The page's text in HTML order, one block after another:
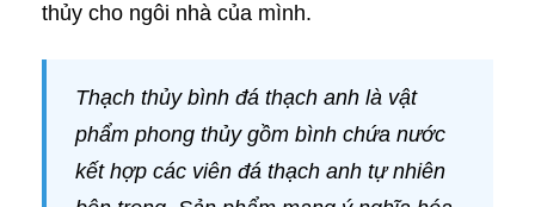
thủy cho ngôi nhà của mình.
Thạch thủy bình đá thạch anh là vật
phẩm phong thủy gồm bình chứa nước
kết hợp các viên đá thạch anh tự nhiên